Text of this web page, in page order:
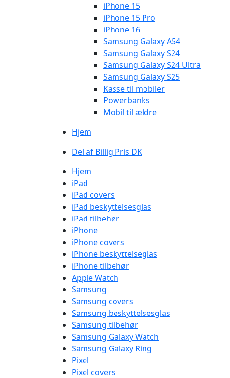
iPhone 15
iPhone 15 Pro
iPhone 16
Samsung Galaxy A54
Samsung Galaxy S24
Samsung Galaxy S24 Ultra
Samsung Galaxy S25
Kasse til mobiler
Powerbanks
Mobil til ældre
Hjem
Del af Billig Pris DK
Hjem
iPad
iPad covers
iPad beskyttelsesglas
iPad tilbehør
iPhone
iPhone covers
iPhone beskyttelseglas
iPhone tilbehør
Apple Watch
Samsung
Samsung covers
Samsung beskyttelsesglas
Samsung tilbehør
Samsung Galaxy Watch
Samsung Galaxy Ring
Pixel
Pixel covers